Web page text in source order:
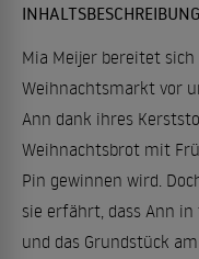
INHALTSBESCHREIBUNG
Mia Meijer bereitet
Weihnachtsmarkt vor
Ann dank ihres
Weihnachtsbrot mit
Pin gewinnen wird.
sie erfährt, dass Ann
und das Grundstück